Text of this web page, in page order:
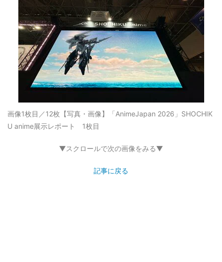
画像1枚目／12枚 【写真・画像】「AnimeJapan 2026」SHOCHIK
U anime展示レポート 1枚目
▼スクロールで次の画像をみる▼
記事に戻る